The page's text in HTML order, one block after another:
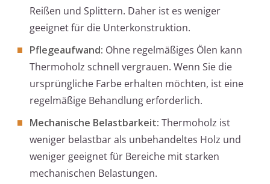
Reißen und Splittern. Daher ist es weniger
geeignet für die Unterkonstruktion.
Pflegeaufwand: Ohne regelmäßiges Ölen kann
Thermoholz schnell vergrauen. Wenn Sie die
ursprüngliche Farbe erhalten möchten, ist eine
regelmäßige Behandlung erforderlich.
Mechanische Belastbarkeit: Thermoholz ist
weniger belastbar als unbehandeltes Holz und
weniger geeignet für Bereiche mit starken
mechanischen Belastungen.